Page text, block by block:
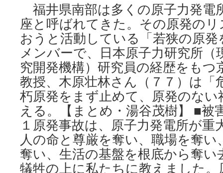
福井県南部は多くの原子力発電
座と呼ばれてきた。その原発の
おうと活動している「若狭の原
メンバーで、日本原子力研究所（
究開発機構）研究員の経歴をもつ
教授、木原壮林さん（７７）は「
朽原発をまず止めて、原発のな
える。【まとめ・湯谷茂樹】 ■
１原発事故は、原子力発電所が重
人の命と尊厳を奪い、職場を奪
奪い、生活の基盤を根底から奪
犠牲の上に私たちに教えました